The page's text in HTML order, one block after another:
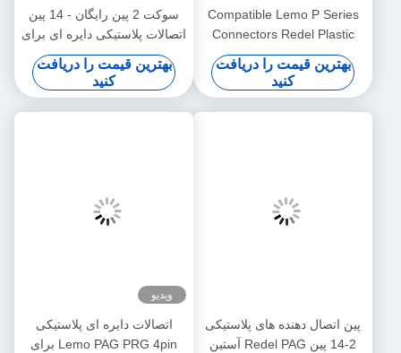
Compatible Lemo P Series
Connectors Redel Plastic
Push-Pull Self-Locking
Connectors for Medical
Devices
بهترین قیمت را دریافت
کنید
سوکت 2 پین رایگان - 14 پین
اتصالات پلاستیکی دایره ای برای
اتصال کابل
بهترین قیمت را دریافت
کنید
پین اتصال دهنده های پلاستیکی
2-14 پین Redel PAG آستین
ویدیو
اتصالات دایره ای پلاستیکی
Lemo PAG PRG 4pin برای